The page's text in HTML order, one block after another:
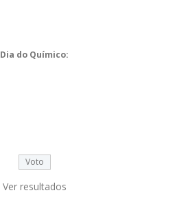
Dia do Químico:
Ver resultados